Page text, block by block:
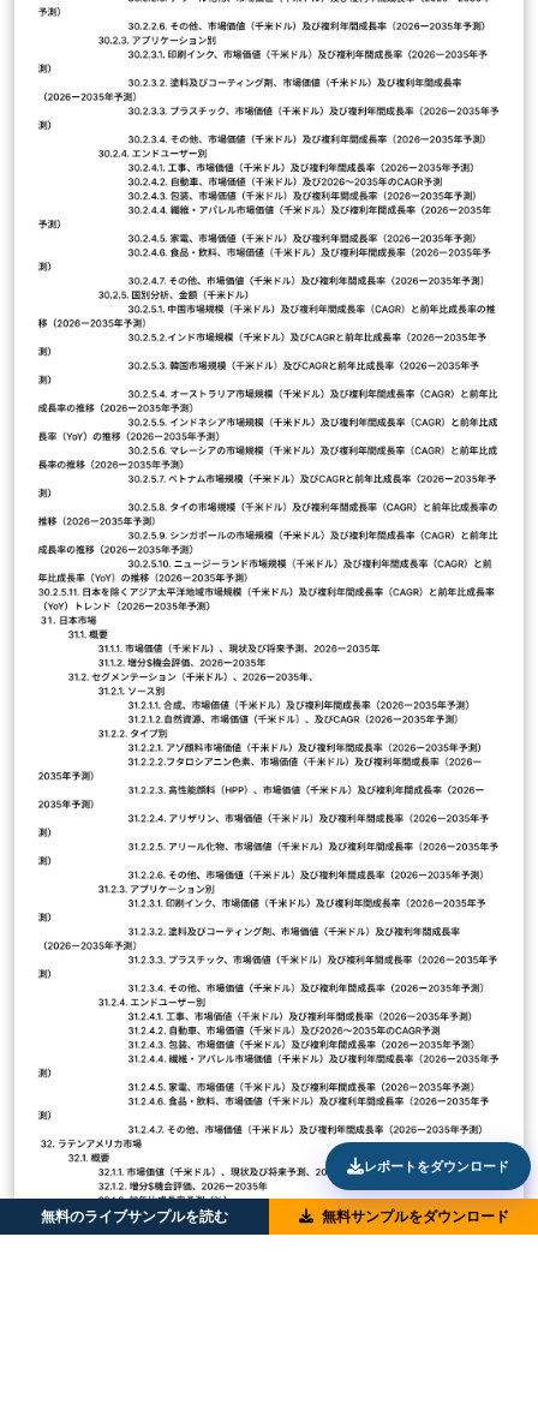
無料のライブサンプルを読む 無料サンプルをダウンロード
レポートをダウンロード